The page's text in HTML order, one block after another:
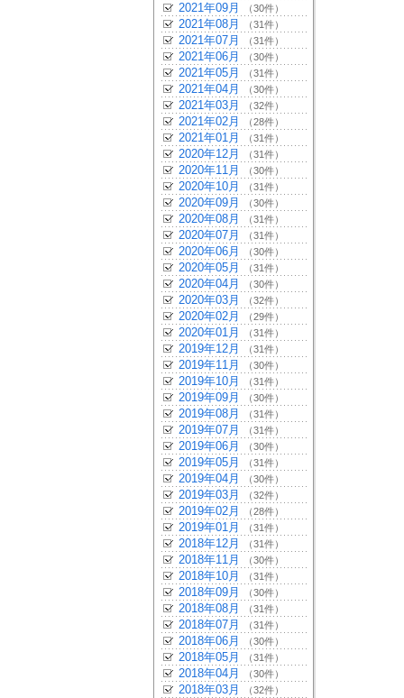
2021年09月 （30件）
2021年08月 （31件）
2021年07月 （31件）
2021年06月 （30件）
2021年05月 （31件）
2021年04月 （30件）
2021年03月 （32件）
2021年02月 （28件）
2021年01月 （31件）
2020年12月 （31件）
2020年11月 （30件）
2020年10月 （31件）
2020年09月 （30件）
2020年08月 （31件）
2020年07月 （31件）
2020年06月 （30件）
2020年05月 （31件）
2020年04月 （30件）
2020年03月 （32件）
2020年02月 （29件）
2020年01月 （31件）
2019年12月 （31件）
2019年11月 （30件）
2019年10月 （31件）
2019年09月 （30件）
2019年08月 （31件）
2019年07月 （31件）
2019年06月 （30件）
2019年05月 （31件）
2019年04月 （30件）
2019年03月 （32件）
2019年02月 （28件）
2019年01月 （31件）
2018年12月 （31件）
2018年11月 （30件）
2018年10月 （31件）
2018年09月 （30件）
2018年08月 （31件）
2018年07月 （31件）
2018年06月 （30件）
2018年05月 （31件）
2018年04月 （30件）
2018年03月 （32件）